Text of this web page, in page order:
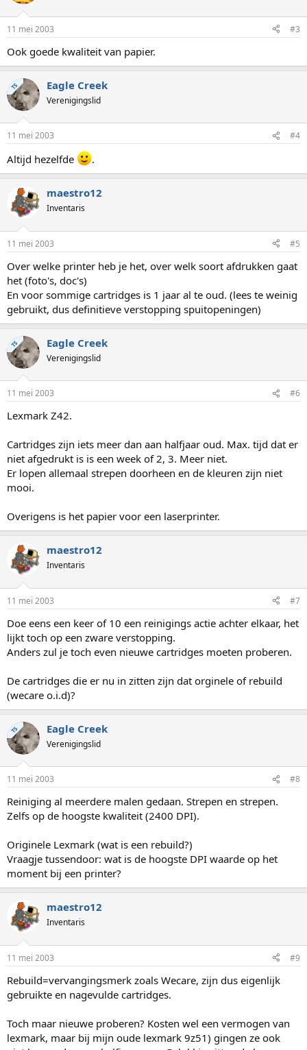
11 mei 2003 #3
Ook goede kwaliteit van papier.
TS Eagle Creek
Verenigingslid
11 mei 2003 #4
Altijd hezelfde .
maestro12
Inventaris
11 mei 2003 #5
Over welke printer heb je het, over welk soort afdrukken gaat
het (foto's, doc's)
En voor sommige cartridges is 1 jaar al te oud. (lees te weinig
gebruikt, dus definitieve verstopping spuitopeningen)
TS Eagle Creek
Verenigingslid
11 mei 2003 #6
Lexmark Z42.
Cartridges zijn iets meer dan aan halfjaar oud. Max. tijd dat er
niet afgedrukt is is een week of 2, 3. Meer niet.
Er lopen allemaal strepen doorheen en de kleuren zijn niet
mooi.
Overigens is het papier voor een laserprinter.
maestro12
Inventaris
11 mei 2003 #7
Doe eens een keer of 10 een reinigings actie achter elkaar, het
lijkt toch op een zware verstopping.
Anders zul je toch even nieuwe cartridges moeten proberen.
De cartridges die er nu in zitten zijn dat orginele of rebuild
(wecare o.i.d)?
TS Eagle Creek
Verenigingslid
11 mei 2003 #8
Reiniging al meerdere malen gedaan. Strepen en strepen.
Zelfs op de hoogste kwaliteit (2400 DPI).
Originele Lexmark (wat is een rebuild?)
Vraagje tussendoor: wat is de hoogste DPI waarde op het
moment bij een printer?
maestro12
Inventaris
11 mei 2003 #9
Rebuild=vervangingsmerk zoals Wecare, zijn dus eigenlijk
gebruikte en nagevulde cartridges.
Toch maar nieuwe proberen? Kosten wel een vermogen van
lexmark, maar bij mijn oude lexmark 9z51) gingen ze ook